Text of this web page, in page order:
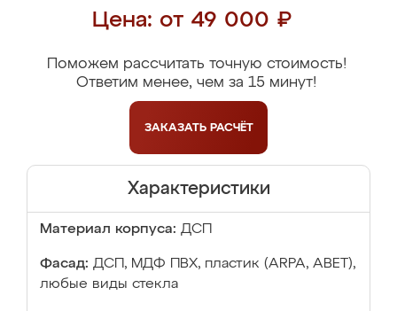
Цена: от 49 000 ₽
Поможем рассчитать точную стоимость!
Ответим менее, чем за 15 минут!
ЗАКАЗАТЬ РАСЧЁТ
Характеристики
Материал корпуса: ДСП
Фасад: ДСП, МДФ ПВХ, пластик (ARPA, ABET),
любые виды стекла